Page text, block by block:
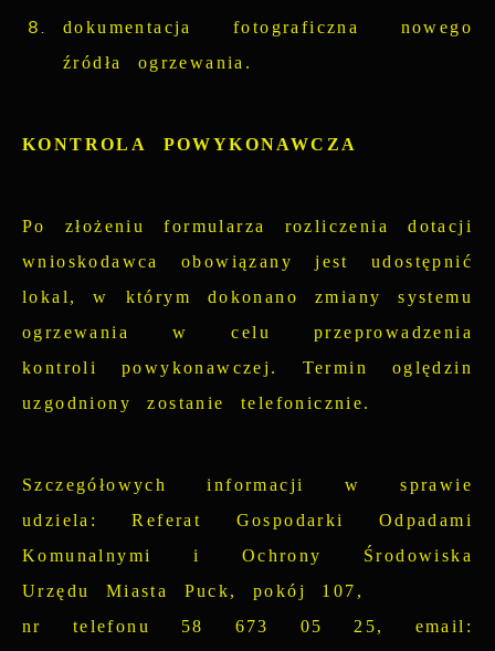
dokumentacja fotograficzna nowego
źródła ogrzewania.
KONTROLA POWYKONAWCZA
Po złożeniu formularza rozliczenia dotacji
wnioskodawca obowiązany jest udostępnić
lokal, w którym dokonano zmiany systemu
ogrzewania w celu przeprowadzenia
kontroli powykonawczej. Termin oględzin
uzgodniony zostanie telefonicznie.
Szczegółowych informacji w sprawie
udziela:
Referat Gospodarki Odpadami
Komunalnymi i Ochrony Środowiska
Urzędu Miasta Puck, pokój 107,
nr telefonu 58 673 05 25, email: